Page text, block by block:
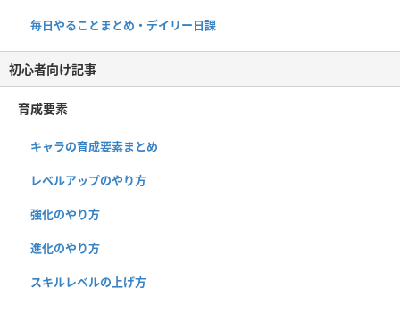
毎日やることまとめ・デイリー日課
初心者向け記事
育成要素
キャラの育成要素まとめ
レベルアップのやり方
強化のやり方
進化のやり方
スキルレベルの上げ方